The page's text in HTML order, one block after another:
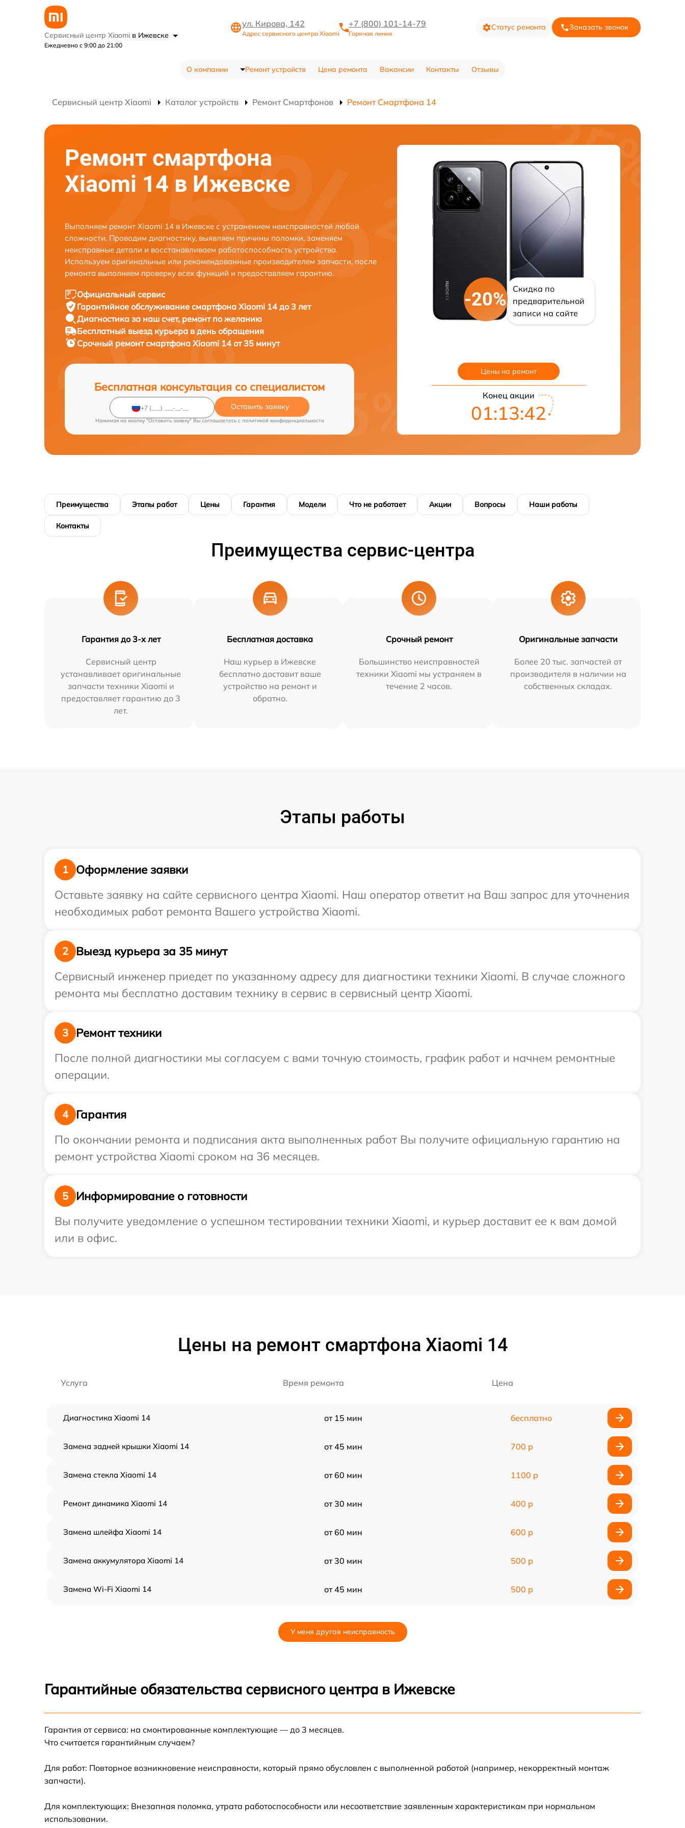
Сервисный центр Xiaomi в Ижевске
Ежедневно с 9:00 до 21:00
ул. Кирова, 142
Адрес сервисного центра Xiaomi
+7 (800) 101-14-79
Горячая линия
Статус ремонта Заказать звонок
О компании Ремонт устройств Цена ремонта Вакансии Контакты Отзывы
Сервисный центр Xiaomi Каталог устройств Ремонт Смартфонов Ремонт Смартфона 14
Ремонт смартфона
Xiaomi 14 в Ижевске
Выполняем ремонт Xiaomi 14 в Ижевске с устранением неисправностей любой
сложности. Проводим диагностику, выявляем причины поломки, заменяем
неисправные детали и восстанавливаем работоспособность устройства.
Используем оригинальные или рекомендованные производителем запчасти, после
ремонта выполняем проверку всех функций и предоставляем гарантию.
Официальный сервис
Гарантийное обслуживание смартфона Xiaomi 14 до 3 лет
Диагностика за наш счет, ремонт по желанию
Бесплатный выезд курьера в день обращения
Срочный ремонтсмартфона Xiaomi 14 от 35 минут
Бесплатная консультация со специалистом
Оставить заявку
Нажимая на кнопку "Оставить заявку" Вы соглашаетесь c политикой конфиденциальности
-20%
Скидка по
предварительной
записи на сайте
Цены на ремонт
Конец акции
01:13:41
Преимущества Этапы работ Цены Гарантия Модели Что не работает Акции Вопросы Наши работы
Контакты
Преимущества сервис-центра
Гарантия до 3-х лет
Сервисный центр
устанавливает оригинальные
запчасти техники Xiaomi и
предоставляет гарантию до 3
лет.
Бесплатная доставка
Наш курьер в Ижевске
бесплатно доставит ваше
устройство на ремонт и
обратно.
Срочный ремонт
Большинство неисправностей
техники Xiaomi мы устраняем в
течение 2 часов.
Оригинальные запчасти
Более 20 тыс. запчастей от
производителя в наличии на
собственных складах.
Этапы работы
1
Оформление заявки
Оставьте заявку на сайте сервисного центра Xiaomi. Наш оператор ответит на Ваш запрос для уточнения
необходимых работ ремонта Вашего устройства Xiaomi.
2
Выезд курьера за 35 минут
Сервисный инженер приедет по указанному адресу для диагностики техники Xiaomi. В случае сложного
ремонта мы бесплатно доставим технику в сервис в сервисный центр Xiaomi.
3
Ремонт техники
После полной диагностики мы согласуем с вами точную стоимость, график работ и начнем ремонтные
операции.
4
Гарантия
По окончании ремонта и подписания акта выполненных работ Вы получите официальную гарантию на
ремонт устройства Xiaomi сроком на 36 месяцев.
5
Информирование о готовности
Вы получите уведомление о успешном тестировании техники Xiaomi, и курьер доставит ее к вам домой
или в офис.
Цены на ремонт смартфона Xiaomi 14
Услуга Время ремонта Цена
Диагностика Xiaomi 14 от 15 мин бесплатно
Замена задней крышки Xiaomi 14 от 45 мин 700 р
Замена стекла Xiaomi 14 от 60 мин 1100 р
Ремонт динамика Xiaomi 14 от 30 мин 400 р
Замена шлейфа Xiaomi 14 от 60 мин 600 р
Замена аккумулятора Xiaomi 14 от 30 мин 500 р
Замена Wi-Fi Xiaomi 14 от 45 мин 500 р
Ремонт цепи питания Xiaomi 14 от 120 мин
Замена разъема питания Xiaomi 14
У меня другая неисправность
Гарантийные обязательства сервисного центра в Ижевске
Гарантия от сервиса: на смонтированные комплектующие — до 3 месяцев.
Что считается гарантийным случаем?
Для работ: Повторное возникновение неисправности, который прямо обусловлен с выполненной работой (например, некорректный монтаж
запчасти).
Для комплектующих: Внезапная поломка, утрата работоспособности или несоответствие заявленным характеристикам при нормальном
использовании.